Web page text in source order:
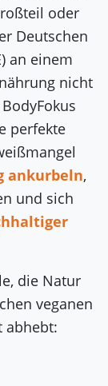
oder
Deutschen
an einem
nicht
perfekte
ankurbeln,
und sich
die Natur
veganen
abhebt: